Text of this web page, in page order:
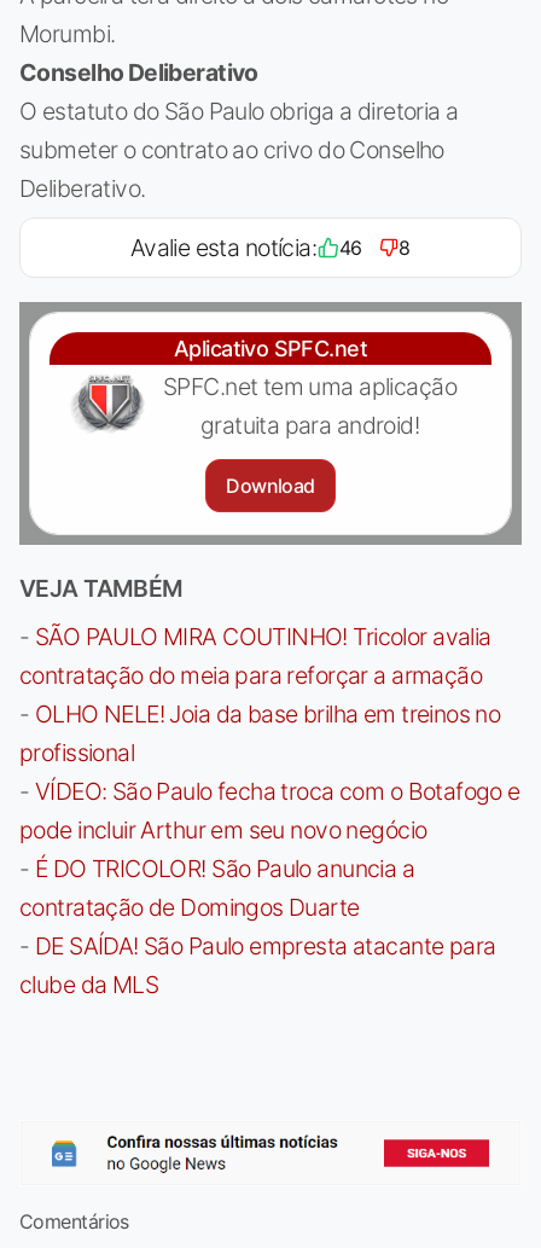
Morumbi.
Conselho Deliberativo
O estatuto do São Paulo obriga a diretoria a
submeter o contrato ao crivo do Conselho
Deliberativo.
Avalie esta notícia: 46 8
Aplicativo SPFC.net
SPFC.net tem uma aplicação
gratuita para android!
Download
VEJA TAMBÉM
- SÃO PAULO MIRA COUTINHO! Tricolor avalia
contratação do meia para reforçar a armação
- OLHO NELE! Joia da base brilha em treinos no
profissional
- VÍDEO: São Paulo fecha troca com o Botafogo e
pode incluir Arthur em seu novo negócio
- É DO TRICOLOR! São Paulo anuncia a
contratação de Domingos Duarte
- DE SAÍDA! São Paulo empresta atacante para
clube da MLS
Comentários